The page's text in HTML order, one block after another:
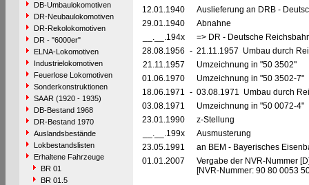
DB-Umbaulokomotiven
DR-Neubaulokomotiven
DR-Rekolokomotiven
DR - "6000er"
ELNA-Lokomotiven
Industrielokomotiven
Feuerlose Lokomotiven
Sonderkonstruktionen
SAAR (1920 - 1935)
DB-Bestand 1968
DR-Bestand 1970
Auslandsbestände
Lokbestandslisten
Erhaltene Fahrzeuge
BR 01
BR 01.5
12.01.1940
Auslieferung an DRB -
29.01.1940
Abnahne
__.__.194x
=> DR - Deutsche
28.08.1956 - 21.11.1957 Umbau durch
21.11.1957
Umzeichnung in "50 3502"
01.06.1970
Umzeichnung in "50 3502-7"
18.06.1971 - 03.08.1971 Umbau durch
03.08.1971
Umzeichnung in "50 0072-4"
23.01.1990
z-Stellung
__.__.199x
Ausmusterung
23.05.1991
an BEM - Bayerisches
01.01.2007
Vergabe der NVR-Nummer
[NVR-Nummer: 90 80 0053